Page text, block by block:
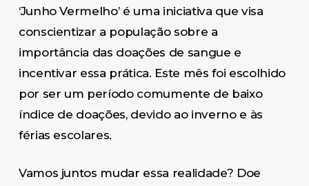
‘Junho Vermelho’ é uma iniciativa que visa
conscientizar a população sobre a
importância das doações de sangue e
incentivar essa prática. Este mês foi escolhido
por ser um período comumente de baixo
índice de doações, devido ao inverno e às
férias escolares.
Vamos juntos mudar essa realidade? Doe